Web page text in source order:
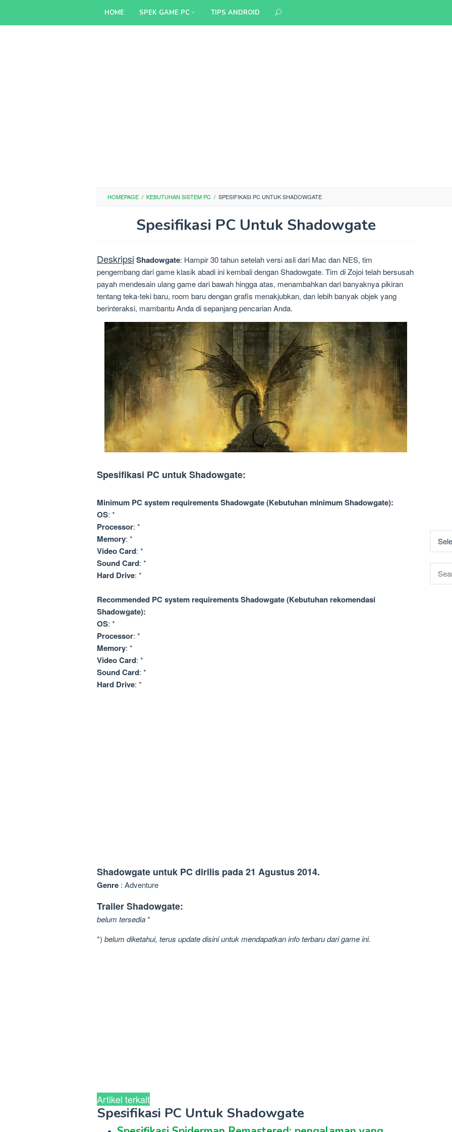
HOME SPEK GAME PC TIPS ANDROID
HOMEPAGE / KEBUTUHAN SISTEM PC / SPESIFIKASI PC UNTUK SHADOWGATE
Spesifikasi PC Untuk Shadowgate
Deskripsi Shadowgate: Hampir 30 tahun setelah versi asli dari Mac dan NES, tim
pengembang dari game klasik abadi ini kembali dengan Shadowgate. Tim di Zojoi telah bersusah
payah mendesain ulang game dari bawah hingga atas, menambahkan dari banyaknya pikiran
tentang teka-teki baru, room baru dengan grafis menakjubkan, dan lebih banyak objek yang
berinteraksi, mambantu Anda di sepanjang pencarian Anda.
Spesifikasi PC untuk Shadowgate:
Minimum PC system requirements Shadowgate (Kebutuhan minimum Shadowgate):
OS: *
Processor: *
Memory: *
Video Card: *
Sound Card: *
Hard Drive: *
Recommended PC system requirements Shadowgate (Kebutuhan rekomendasi
Shadowgate):
OS: *
Processor: *
Memory: *
Video Card: *
Sound Card: *
Hard Drive: *
Shadowgate untuk PC dirilis pada 21 Agustus 2014.
Genre : Adventure
Trailer Shadowgate:
belum tersedia*
*) belum diketahui, terus update disini untuk mendapatkan info terbaru dari game ini.
Artikel terkait
Spesifikasi PC Untuk Shadowgate
for: